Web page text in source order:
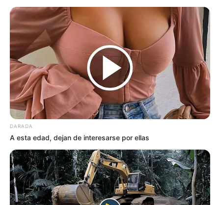
DARADA
A esta edad, dejan de interesarse por ellas